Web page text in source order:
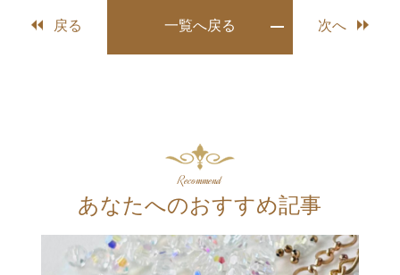
戻る 一覧へ戻る 次へ
Recommend
あなたへのおすすめ記事